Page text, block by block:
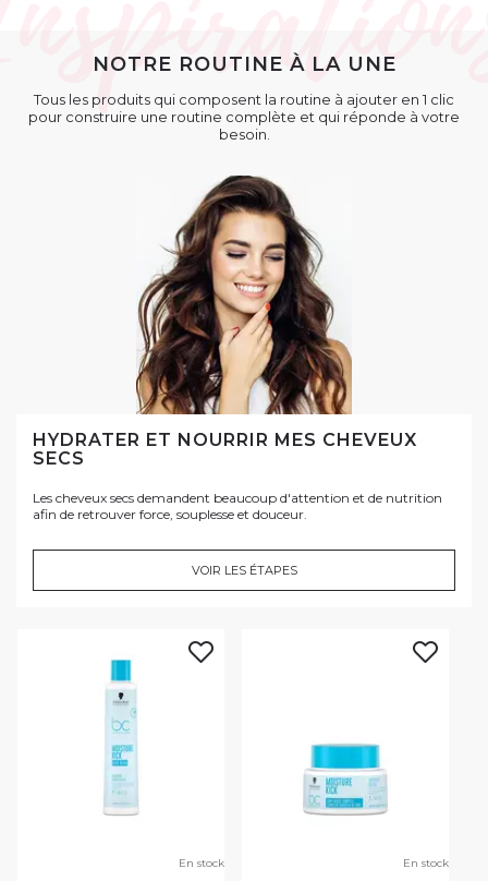
NOTRE ROUTINE À LA UNE
Tous les produits qui composent la routine à ajouter en 1 clic
pour construire une routine complète et qui réponde à votre
besoin.
HYDRATER ET NOURRIR MES CHEVEUX
SECS
Les cheveux secs demandent beaucoup d'attention et de nutrition
afin de retrouver force, souplesse et douceur.
VOIR LES ÉTAPES
En stock En stock